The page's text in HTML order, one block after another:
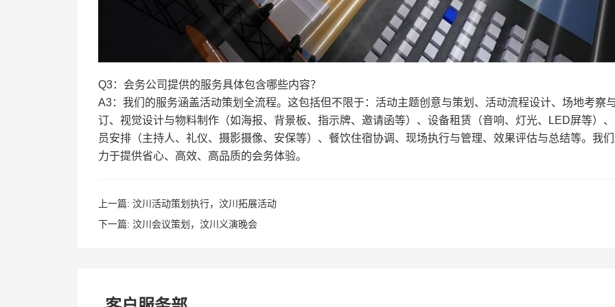
Q3：会务公司提供的服务具体包含哪些内容？
A3：我们的服务涵盖活动策划全流程。这包括但不限于：活动主题创意与策划、活动流程设计、场地考察
订、视觉设计与物料制作（如海报、背景板、指示牌、邀请函等）、设备租赁（音响、灯光、LED屏等）、
员安排（主持人、礼仪、摄影摄像、安保等）、餐饮住宿协调、现场执行与管理、效果评估与总结等。我
力于提供省心、高效、高品质的会务体验。
上一篇: 汶川活动策划执行，汶川拓展活动
下一篇: 汶川会议策划，汶川义演晚会